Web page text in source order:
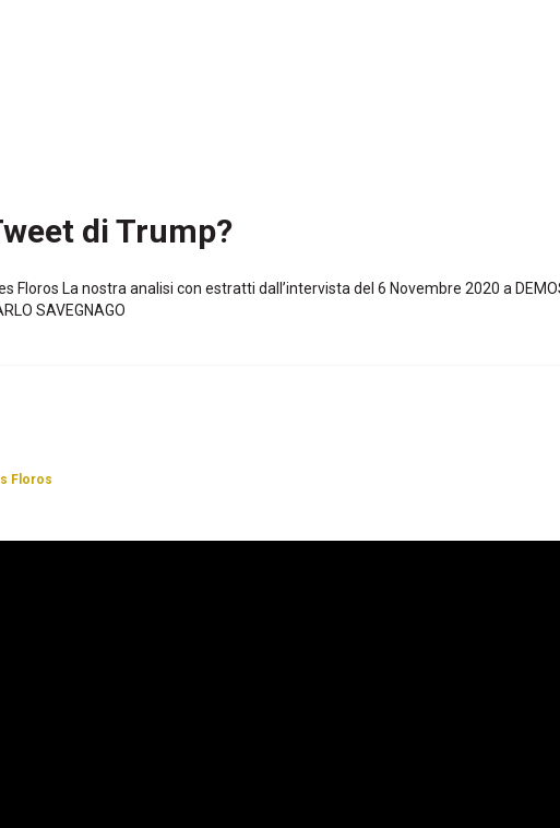
di Trump?
Floros La nostra analisi con estratti dall’intervista del 6 Novembre 2020 a
SAVEGNAGO
Floros